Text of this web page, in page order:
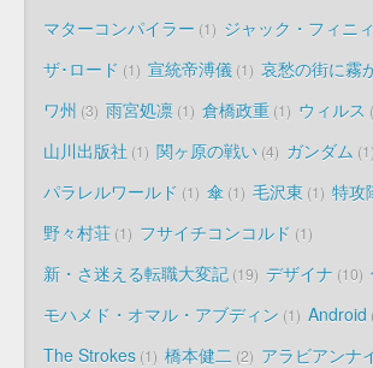
マターコンパイラー 1 ジャック・フィニィ
ザ･ロード 1 宣統帝溥儀 1 哀愁の街に霧
ワ州 3 雨宮処凛 1 倉橋政重 1 ウィルス
山川出版社 1 関ヶ原の戦い 4 ガンダム 1
パラレルワールド 1 傘 1 毛沢東 1 特攻
野々村荘 1 フサイチコンコルド 1
新・さ迷える転職大変記 19 デザイナ 10
モハメド・オマル・アブディン 1 Android
The Strokes 1 橋本健二 2 アラビアンナ